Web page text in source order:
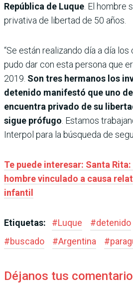
República de Luque . El hombre
privativa de libertad de 50 años.
“Se están realizando día a día
pudo dar con esta persona que
2019. Son tres hermanos los
detenido manifestó que uno
encuentra privado de su
sigue prófugo . Estamos
Interpol para la búsqueda de
Te puede interesar: Santa
hombre vinculado a causa
infantil
Etiquetas: #Luque #detenido
#buscado #Argentina #
Déjanos tus